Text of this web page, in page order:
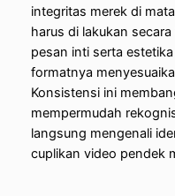
integritas merek di
harus di lakukan
pesan inti serta
formatnya
Konsistensi ini
mempermudah
langsung mengenali
cuplikan video pendek